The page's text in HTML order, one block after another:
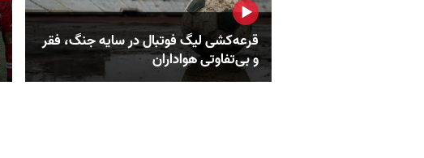
قرعه‌کشی لیگ فوتبال در سایه جنگ، فقر
و بی‌تفاوتی هواداران